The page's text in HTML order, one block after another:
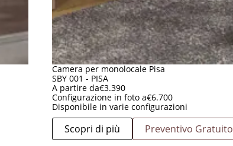
Camera per monolocale Pisa
SBY 001 - PISA
A partire da€3.390
Configurazione in foto a€6.700
Disponibile in varie configurazioni
Scopri di più Preventivo Gratuito